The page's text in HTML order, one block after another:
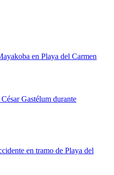
en Playa del Carmen
Gastélum durante
en tramo de Playa del